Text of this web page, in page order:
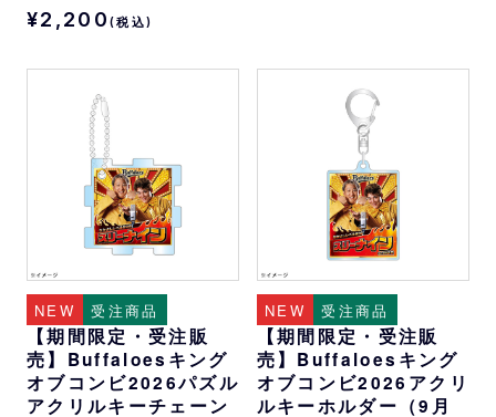
¥2,200 (税込)
NEW 受注商品
【期間限定・受注販
売】Buffaloesキング
オブコンビ2026パズル
アクリルキーチェーン
NEW 受注商品
【期間限定・受注販
売】Buffaloesキング
オブコンビ2026アクリ
ルキーホルダー（9月